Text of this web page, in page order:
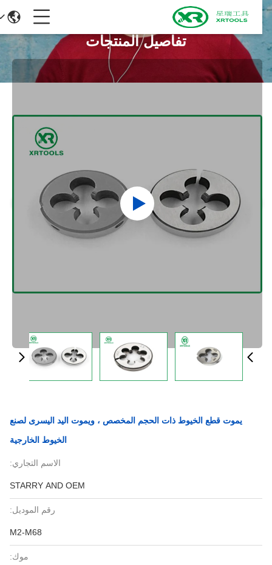
تفاصيل المنتجات
يموت قطع الخيوط ذات الحجم المخصص ، ويموت اليد اليسرى لصنع
الخيوط الخارجية
الاسم التجاري:
STARRY AND OEM
رقم الموديل:
M2-M68
موك: